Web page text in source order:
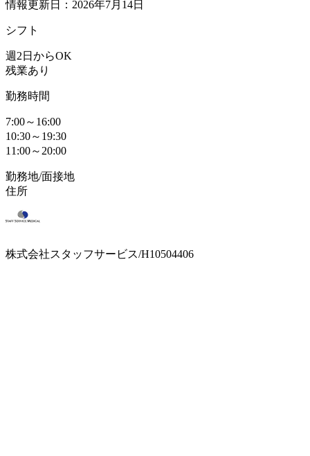
情報更新日：2026年7月14日
シフト
週2日からOK
残業あり
勤務時間
7:00～16:00
10:30～19:30
11:00～20:00
勤務地/面接地
住所
株式会社スタッフサービス/H10504406